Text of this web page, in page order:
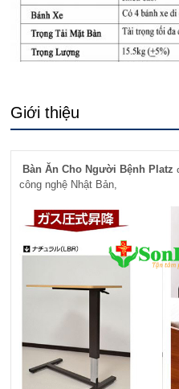
Giới thiệu
Bàn Ăn Cho Người Bệnh Platz
công nghệ Nhật Bản,